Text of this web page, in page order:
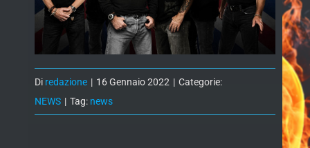
Di redazione | 16 Gennaio 2022 | Categorie:
NEWS | Tag: news